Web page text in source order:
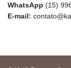
WhatsApp (15)
E-mail: